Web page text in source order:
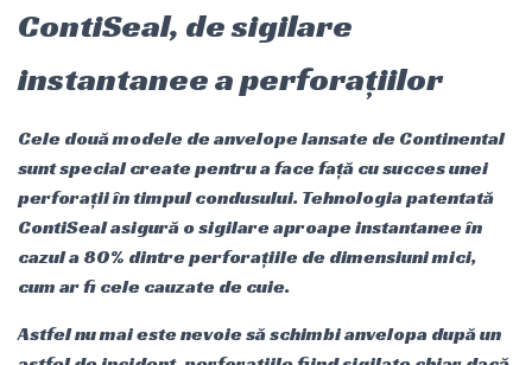
ContiSeal, de sigilare
instantanee a perforațiilor
Cele două modele de anvelope lansate de Continental
sunt special create pentru a face față cu succes unei
perforații în timpul condusului. Tehnologia patentată
ContiSeal asigură o sigilare aproape instantanee în
cazul a 80% dintre perforațiile de dimensiuni mici,
cum ar fi cele cauzate de cuie.
Astfel nu mai este nevoie să schimbi anvelopa după un